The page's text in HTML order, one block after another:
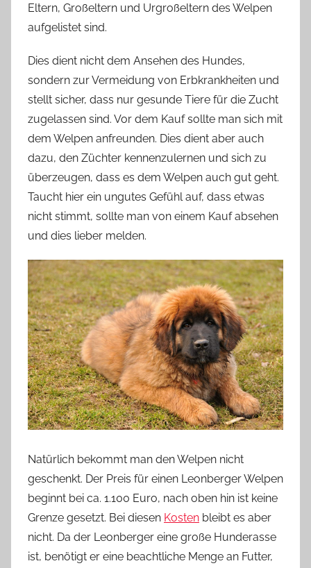
Eltern, Großeltern und Urgroßeltern des Welpen
aufgelistet sind.
Dies dient nicht dem Ansehen des Hundes,
sondern zur Vermeidung von Erbkrankheiten und
stellt sicher, dass nur gesunde Tiere für die Zucht
zugelassen sind. Vor dem Kauf sollte man sich mit
dem Welpen anfreunden. Dies dient aber auch
dazu, den Züchter kennenzulernen und sich zu
überzeugen, dass es dem Welpen auch gut geht.
Taucht hier ein ungutes Gefühl auf, dass etwas
nicht stimmt, sollte man von einem Kauf absehen
und dies lieber melden.
Natürlich bekommt man den Welpen nicht
geschenkt. Der Preis für einen Leonberger Welpen
beginnt bei ca. 1.100 Euro, nach oben hin ist keine
Grenze gesetzt. Bei diesen Kosten bleibt es aber
nicht. Da der Leonberger eine große Hunderasse
ist, benötigt er eine beachtliche Menge an Futter,